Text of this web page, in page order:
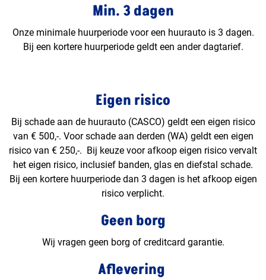
Min. 3 dagen
Onze minimale huurperiode voor een huurauto is 3 dagen.
Bij een kortere huurperiode geldt een ander dagtarief.
Eigen risico
Bij schade aan de huurauto (CASCO) geldt een eigen risico
van € 500,-. Voor schade aan derden (WA) geldt een eigen
risico van € 250,-. Bij keuze voor afkoop eigen risico vervalt
het eigen risico, inclusief banden, glas en diefstal schade.
Bij een kortere huurperiode dan 3 dagen is het afkoop eigen
risico verplicht.
Geen borg
Wij vragen geen borg of creditcard garantie.
Aflevering